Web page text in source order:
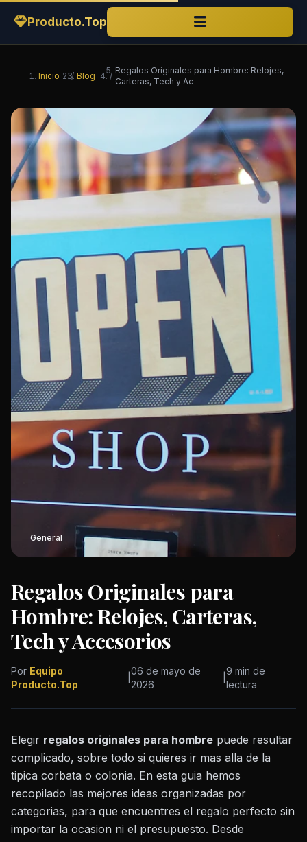
Producto.Top
Inicio / Blog /
Regalos Originales para Hombre: Relojes,
Carteras, Tech y Ac
General
Regalos Originales para
Hombre: Relojes, Carteras,
Tech y Accesorios
Por Equipo
Producto.Top
06 de mayo de
2026
9 min de
lectura
Elegir regalos originales para hombre puede resultar
complicado, sobre todo si quieres ir mas alla de la
tipica corbata o colonia. En esta guia hemos
recopilado las mejores ideas organizadas por
categorias, para que encuentres el regalo perfecto sin
importar la ocasion ni el presupuesto. Desde